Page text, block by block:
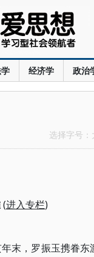
经济学 政治
选择字号：
(进入专栏)
末，罗振玉携眷东